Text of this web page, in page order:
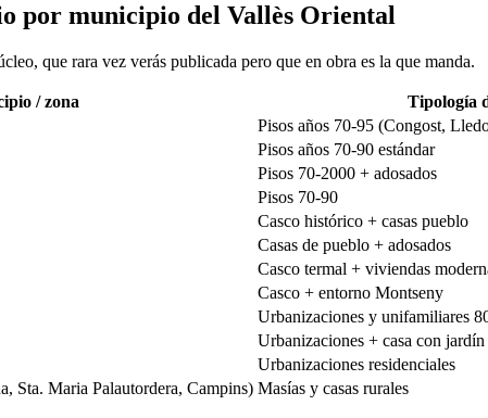
por municipio del Vallès Oriental
que rara vez verás publicada pero que en obra es la que manda.
/ zona Tipología
Pisos años 70-95 (Congost,
Pisos años 70-90 estándar
Pisos 70-2000 + adosados
Pisos 70-90
Casco histórico + casas pueblo
Casas de pueblo + adosados
Casco termal + viviendas
Casco + entorno Montseny
Urbanizaciones y unifamiliares
Urbanizaciones + casa con jardín
Urbanizaciones residenciales
Sta. Maria Palautordera, Campins) Masías y casas rurales